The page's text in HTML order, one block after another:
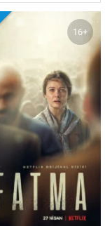
16+